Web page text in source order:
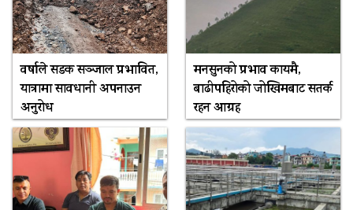
वर्षाले सडक सञ्जाल प्रभावित,
यात्रामा सावधानी अपनाउन
अनुरोध
मनसुनको प्रभाव कायमै,
बाढीपहिरोको जोखिमबाट सतर्क
रहन आग्रह